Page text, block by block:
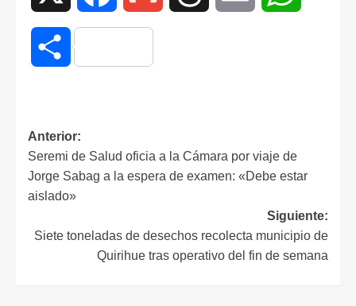
Compartir
Anterior:
Seremi de Salud oficia a la Cámara por viaje de
Jorge Sabag a la espera de examen: «Debe estar
aislado»
Siguiente:
Siete toneladas de desechos recolecta municipio de
Quirihue tras operativo del fin de semana